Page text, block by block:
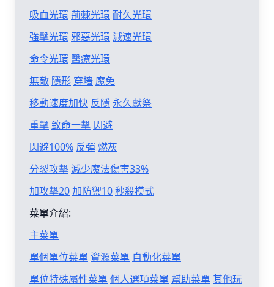
吸血光環荊棘光環耐久光環
強擊光環邪惡光環減速光環
命令光環醫療光環
無敵 隱形 穿墻 魔免
移動速度加快 反隱 永久獻祭
重擊致命一擊 閃避
閃避100% 反彈燃灰
分裂攻擊減少魔法傷害33%
加攻擊20加防禦10秒殺模式
菜單介紹:
主菜單
單個單位菜單 資源菜單 自動化菜單
單位特殊屬性菜單個人選項菜單 幫助菜單其他玩